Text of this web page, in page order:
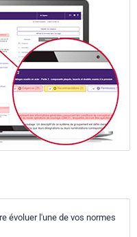
d'eau et
type de
station de
et du
(informatif)
type de
de mesure
type de
de mesure
évoluer l'une de vos normes